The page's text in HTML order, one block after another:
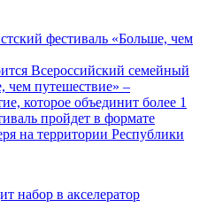
фестиваль «Больше, чем
Всероссийский семейный
чем путешествие» –
которое объединит более 1
пройдет в формате
на территории Республики
набор в акселератор